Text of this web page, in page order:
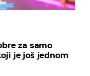
za samo
je još jednom